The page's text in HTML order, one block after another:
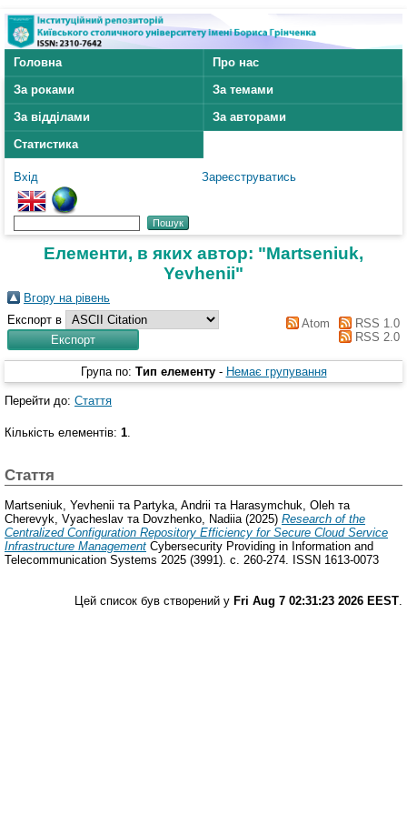
Головна
Про нас
За роками
За темами
За відділами
За авторами
Статистика
Вхід Зареєструватись
Елементи, в яких автор: "Martseniuk,
Yevhenii"
Вгору на рівень
Експорт в
Atom
RSS 1.0
RSS 2.0
Група по: Тип елементу - Немає групування
Перейти до: Стаття
Кількість елементів: 1.
Стаття
Martseniuk, Yevhenii та Partyka, Andrii та Harasymchuk, Oleh та
Cherevyk, Vyacheslav та Dovzhenko, Nadiia (2025) Research of the
Centralized Configuration Repository Efficiency for Secure Cloud Service
Infrastructure Management Cybersecurity Providing in Information and
Telecommunication Systems 2025 (3991). с. 260-274. ISSN 1613-0073
Цей список був створений у Fri Aug 7 02:31:23 2026 EEST